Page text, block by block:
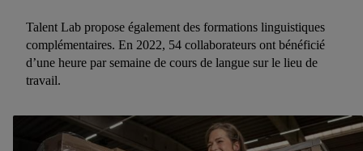
Talent Lab propose également des formations linguistiques
complémentaires. En 2022, 54 collaborateurs ont bénéficié
d’une heure par semaine de cours de langue sur le lieu de
travail.
pour toutes les finalités susmentionnées. Vous trouverez de
plus amples informations sur la durée de conservation des
données et votre droit de révoquer votre consentement à tout
moment avec effet pour l’avenir dans notre